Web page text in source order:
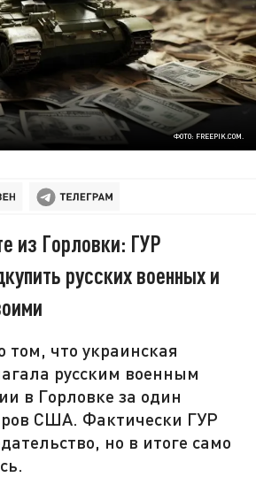
ФОТО: FREEPIK.COM.
из Горловки: ГУР
русских военных и
что украинская
русским военным
в Горловке за один
США. Фактически ГУР
но в итоге само